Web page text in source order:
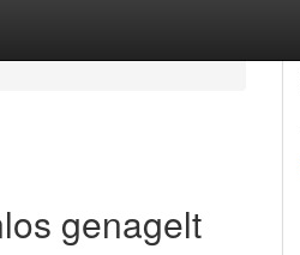
genagelt